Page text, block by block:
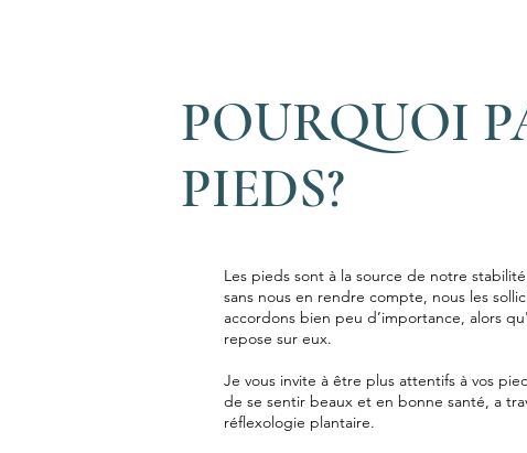
POURQUOI
PIEDS?
Les pieds sont à la source de notre
sans nous en rendre compte, nous les
accordons bien peu d’importance, alors
repose sur eux.
Je vous invite à être plus attentifs à vos
de se sentir beaux et en bonne santé, a
réflexologie plantaire.